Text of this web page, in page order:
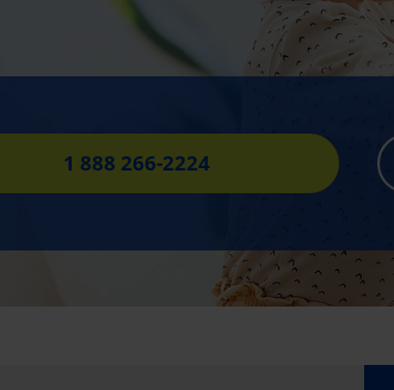
1 888 266-2224